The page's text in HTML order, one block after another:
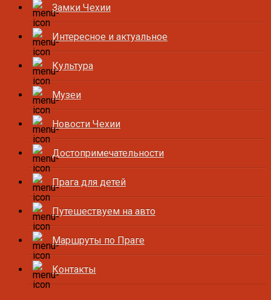
Замки Чехии
Интересное и актуальное
Культура
Музеи
Новости Чехии
Достопримечательности
Прага для детей
Путешествуем на авто
Маршруты по Праге
Контакты